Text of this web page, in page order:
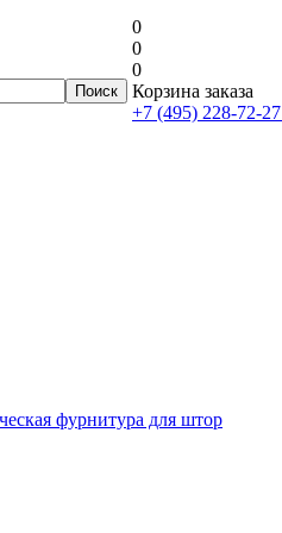
0
0
0
Корзина заказа
+7 (495) 228-72-27
фурнитура для штор